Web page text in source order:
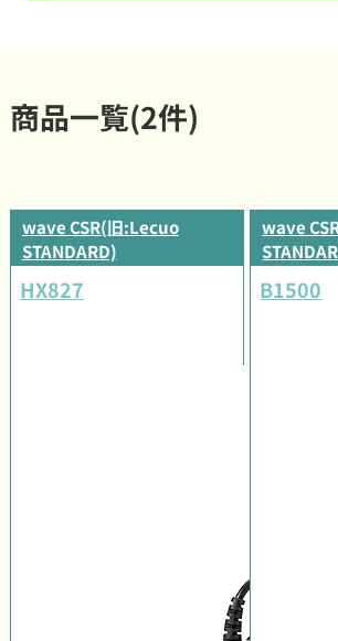
商品一覧(2件)
wave CSR(旧:Lecuo
STANDARD)
HX827
wave
B1500